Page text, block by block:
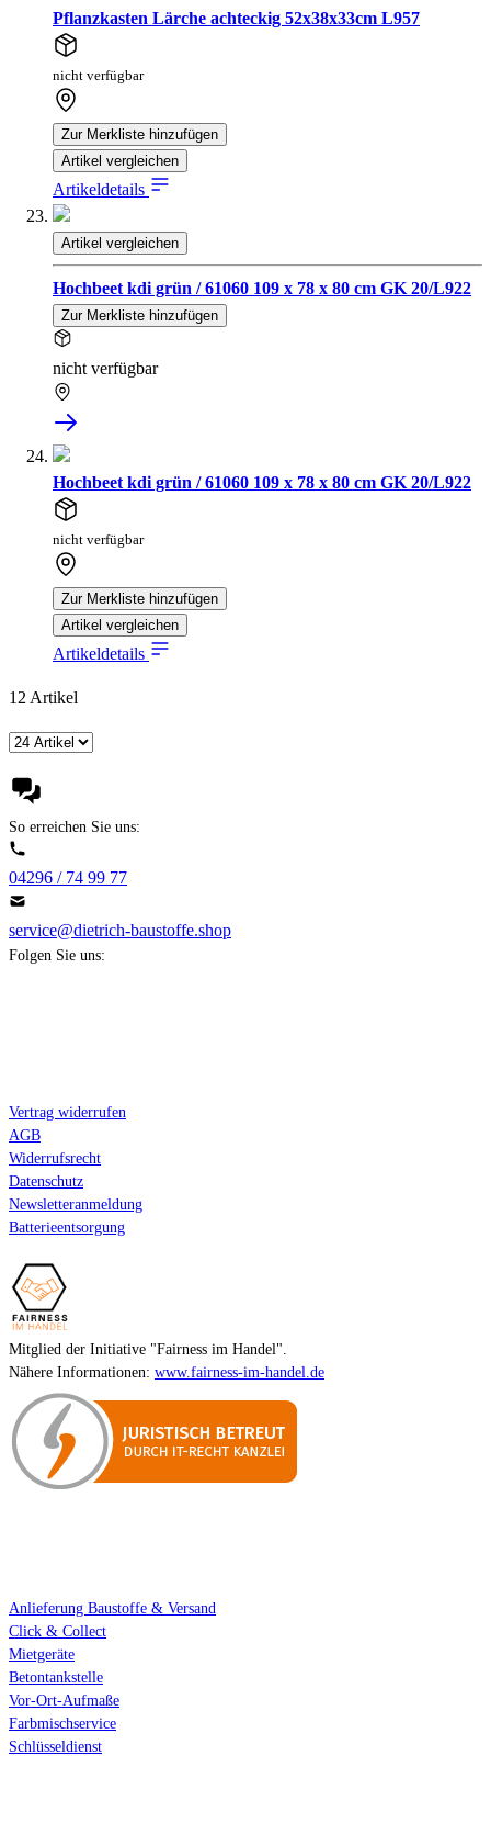
Pflanzkasten Lärche achteckig 52x38x33cm L957
nicht verfügbar
Zur Merkliste hinzufügen
Artikel vergleichen
Artikeldetails
Artikel vergleichen
Hochbeet kdi grün / 61060 109 x 78 x 80 cm GK 20/L922
Zur Merkliste hinzufügen
nicht verfügbar
Hochbeet kdi grün / 61060 109 x 78 x 80 cm GK 20/L922
nicht verfügbar
Zur Merkliste hinzufügen
Artikel vergleichen
Artikeldetails
12 Artikel
So erreichen Sie uns:
04296 / 74 99 77
service@dietrich-baustoffe.shop
Folgen Sie uns:
Vertrag widerrufen
AGB
Widerrufsrecht
Datenschutz
Newsletteranmeldung
Batterieentsorgung
Mitglied der Initiative "Fairness im Handel".
Nähere Informationen: www.fairness-im-handel.de
Anlieferung Baustoffe & Versand
Click & Collect
Mietgeräte
Betontankstelle
Vor-Ort-Aufmaße
Farbmischservice
Schlüsseldienst